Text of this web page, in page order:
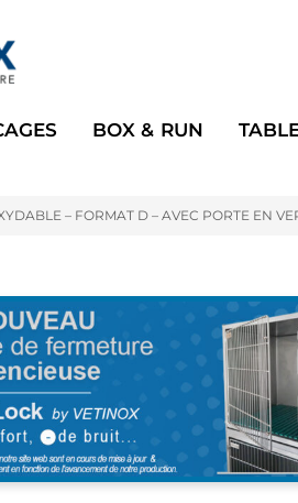
BOX & RUN
– FORMAT D – AVEC PORTE EN